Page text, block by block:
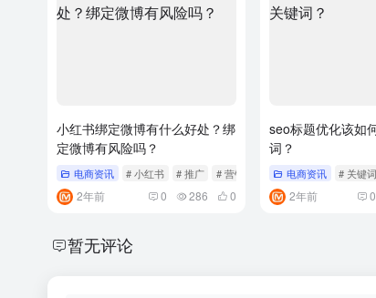
小红书绑定微博有什么好处？绑
定微博有风险吗？
电商资讯 # 小红书 # 推广 # 营销
2年前 0 286 0
seo标题优化该如
词？
电商资讯 # 关键词
2年前 0
暂无评论